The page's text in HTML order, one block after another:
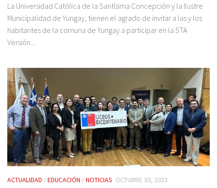
La Universidad Católica de la Santísima Concepción y la Ilustre
Municipalidad de Yungay, tienen el agrado de invitar a las y los
habitantes de la comuna de Yungay a participar en la 5TA
Versión...
ACTUALIDAD /EDUCACIÓN /NOTICIAS OCTUBRE 30, 2023